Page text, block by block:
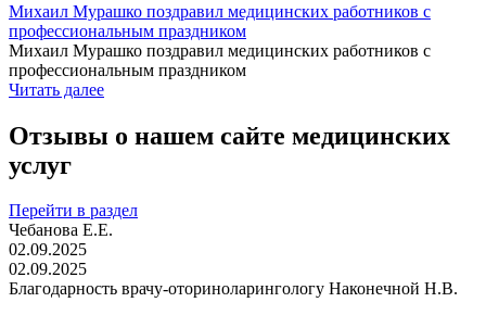
Михаил Мурашко поздравил медицинских работников с
профессиональным праздником
Михаил Мурашко поздравил медицинских работников с
профессиональным праздником
Читать далее
Отзывы о нашем сайте медицинских
услуг
Перейти в раздел
Чебанова Е.Е.
02.09.2025
02.09.2025
Благодарность врачу-оториноларингологу Наконечной Н.В.